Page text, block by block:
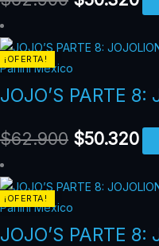
¡OFERTA!
Panini México
JOJO’S PARTE 8:
$62.900 $50.320
¡OFERTA!
Panini México
JOJO’S PARTE 8: